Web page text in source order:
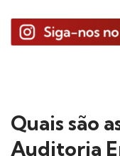
Quais são
Auditoria